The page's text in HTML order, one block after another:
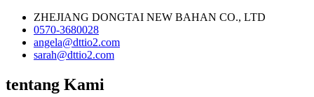
ZHEJIANG DONGTAI NEW BAHAN CO., LTD
0570-3680028
angela@dttio2.com
sarah@dttio2.com
tentang Kami